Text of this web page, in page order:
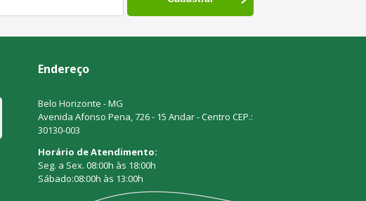
Endereço
Belo Horizonte - MG
Avenida Afonso Pena, 726 - 15 Andar - Centro CEP.:
30130-003
Horário de Atendimento:
Seg. a Sex. 08:00h às 18:00h
Sábado:08:00h às 13:00h